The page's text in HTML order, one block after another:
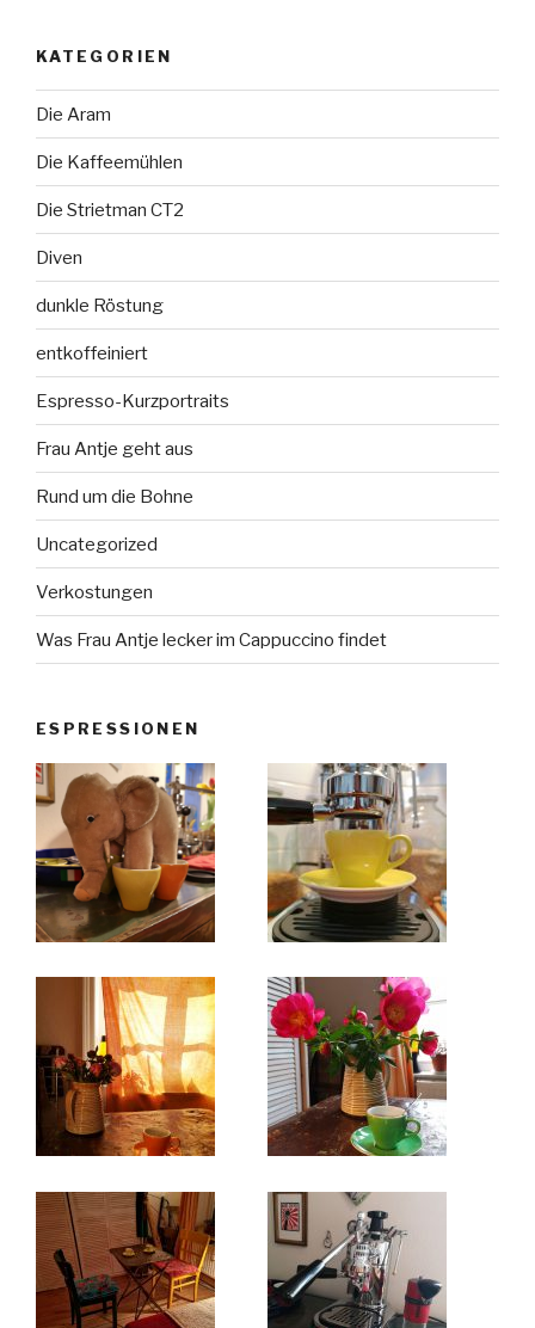
KATEGORIEN
Die Aram
Die Kaffeemühlen
Die Strietman CT2
Diven
dunkle Röstung
entkoffeiniert
Espresso-Kurzportraits
Frau Antje geht aus
Rund um die Bohne
Uncategorized
Verkostungen
Was Frau Antje lecker im Cappuccino findet
ESPRESSIONEN